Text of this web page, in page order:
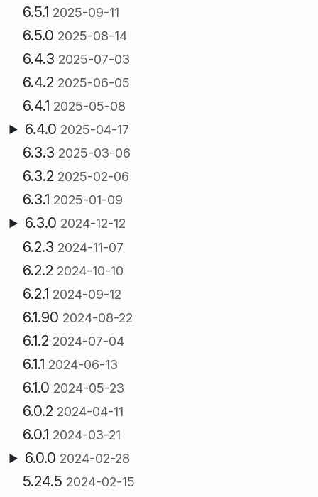
6.5.1 2025-09-11
6.5.0 2025-08-14
6.4.3 2025-07-03
6.4.2 2025-06-05
6.4.1 2025-05-08
6.4.0 2025-04-17
6.3.3 2025-03-06
6.3.2 2025-02-06
6.3.1 2025-01-09
6.3.0 2024-12-12
6.2.3 2024-11-07
6.2.2 2024-10-10
6.2.1 2024-09-12
6.1.90 2024-08-22
6.1.2 2024-07-04
6.1.1 2024-06-13
6.1.0 2024-05-23
6.0.2 2024-04-11
6.0.1 2024-03-21
6.0.0 2024-02-28
5.24.5 2024-02-15